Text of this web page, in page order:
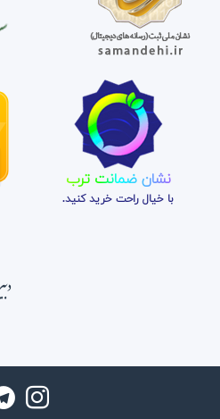
نشان ضمانت ترب
با خیال راحت خرید کنید.